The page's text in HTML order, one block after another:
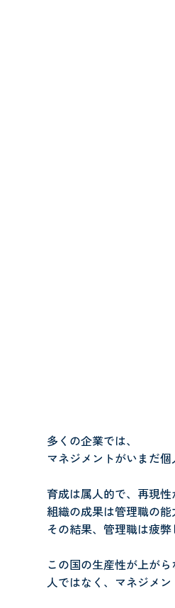
多くの企業では、
マネジメントがいまだ個
育成は属人的で、再現性
組織の成果は管理職の能
その結果、管理職は疲
この国の生産性が上がら
人ではなく、マネジメン